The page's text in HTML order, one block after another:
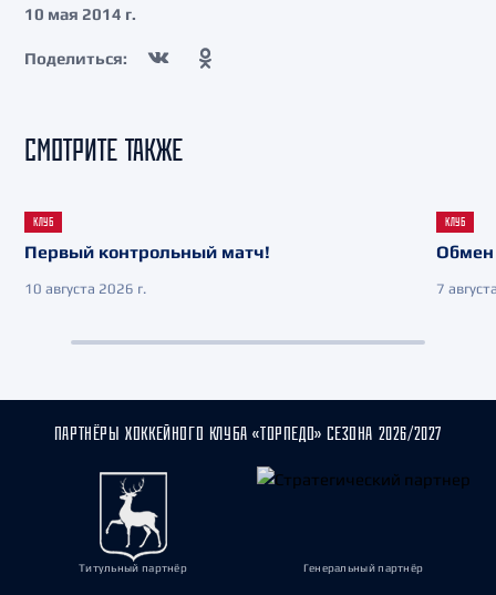
10 мая 2014 г.
Поделиться:
СМОТРИТЕ ТАКЖЕ
КЛУБ
Первый контрольный матч!
10 августа 2026 г.
КЛУБ
Обмен
7
ПАРТНЁРЫ ХОККЕЙНОГО КЛУБА «ТОРПЕДО» СЕЗОНА 2026/2027
Титульный партнёр Генеральный партнёр